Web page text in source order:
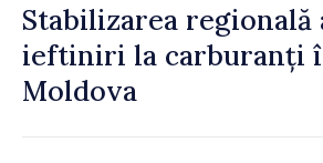
Stabilizarea regională
ieftiniri la carburanți
Moldova